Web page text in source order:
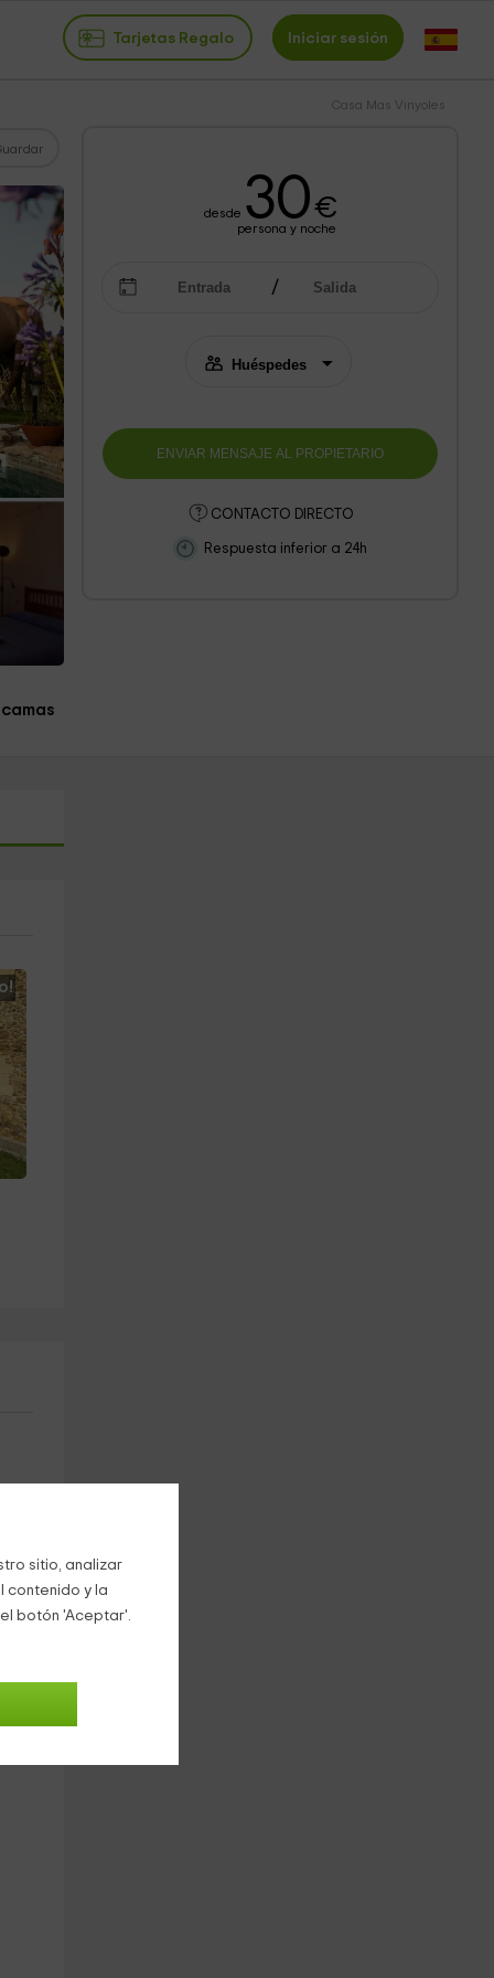
sitio, analizar
contenido y la
botón 'Aceptar'.
Tarjetas Regalo Iniciar sesión
Casa Mas Vinyoles
desde 30€
persona y noche
CONTACTO DIRECTO
Respuesta inferior a 24h
y